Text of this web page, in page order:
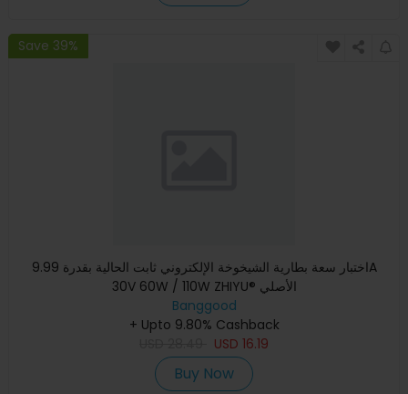
Save 39%
اختبار سعة بطارية الشيخوخة الإلكتروني ثابت الحالية بقدرة 9.99A
30V 60W / 110W ZHIYU® الأصلي
Banggood
+ Upto 9.80% Cashback
USD 16.19
Buy Now